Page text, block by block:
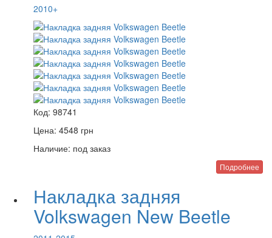
2010+
Код: 98741
Цена: 4548 грн
Наличие: под заказ
Подробнее
Накладка задняя
Volkswagen New Beetle